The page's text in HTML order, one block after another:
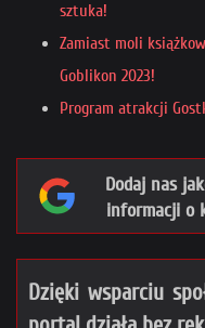
sztuka!
Zamiast moli
Goblikon 2023!
Program atrakcji
Dodaj nas
informacji o
Dzięki wsparciu